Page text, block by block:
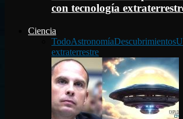
con tecnología
Ciencia
TodoAstronomíaDescubrimientos
extraterrestre